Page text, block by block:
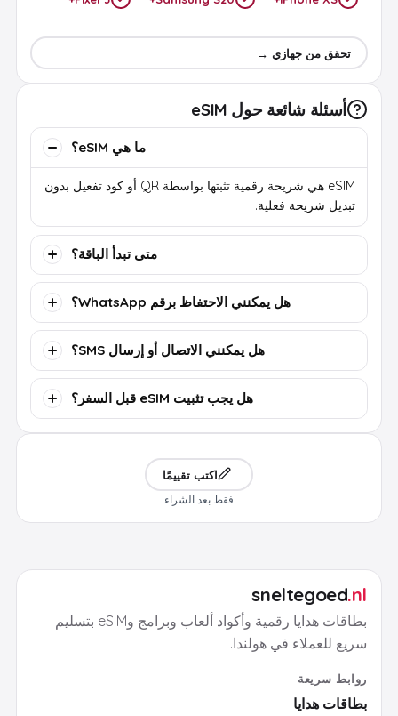
تحقق من جهازي →
أسئلة شائعة حول eSIM
ما هي eSIM؟
eSIM هي شريحة رقمية تثبتها بواسطة QR أو كود تفعيل بدون
تبديل شريحة فعلية.
متى تبدأ الباقة؟
هل يمكنني الاحتفاظ برقم WhatsApp؟
هل يمكنني الاتصال أو إرسال SMS؟
هل يجب تثبيت eSIM قبل السفر؟
اكتب تقييمًا
فقط بعد الشراء
sneltegoed.nl
بطاقات هدايا رقمية وأكواد ألعاب وبرامج وeSIM بتسليم
سريع للعملاء في هولندا.
روابط سريعة
بطاقات هدايا